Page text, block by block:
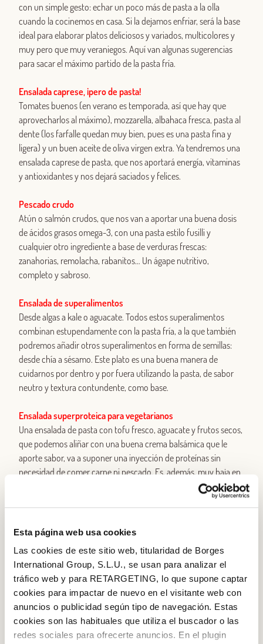
Esta página web usa cookies
Las cookies de este sitio web, titularidad de Borges
International Group, S.L.U., se usan para analizar el
tráfico web y para RETARGETING, lo que supone captar
cookies para impactar de nuevo en el visitante web con
anuncios o publicidad según tipo de navegación. Estas
cookies son las habituales que utiliza el buscador o las
redes sociales para ofrecerte anuncios. En el plugin
con un simple gesto: echar un poco más de pasta a la olla
cuando la cocinemos en casa. Si la dejamos enfriar, será la base
ideal para elaborar platos deliciosos y variados, multicolores y
muy pero que muy veraniegos. Aquí van algunas sugerencias
para sacar el máximo partido de la pasta fría.
Ensalada caprese, ¡pero de pasta!
Tomates buenos (en verano es temporada, así que hay que
aprovecharlos al máximo), mozzarella, albahaca fresca, pasta al
dente (los farfalle quedan muy bien, pues es una pasta fina y
ligera) y un buen aceite de oliva virgen extra. Ya tendremos una
ensalada caprese de pasta, que nos aportará energía, vitaminas
y antioxidantes y nos dejará saciados y felices.
Pescado crudo
Atún o salmón crudos, que nos van a aportar una buena dosis
de ácidos grasos omega-3, con una pasta estilo fusilli y
cualquier otro ingrediente a base de verduras frescas:
zanahorias, remolacha, rabanitos… Un ágape nutritivo,
completo y sabroso.
Ensalada de superalimentos
Desde algas a kale o aguacate. Todos estos superalimentos
combinan estupendamente con la pasta fría, a la que también
podremos añadir otros superalimentos en forma de semillas:
desde chía a sésamo. Este plato es una buena manera de
cuidarnos por dentro y por fuera utilizando la pasta, de sabor
neutro y textura contundente, como base.
Ensalada superproteica para vegetarianos
Una ensalada de pasta con tofu fresco, aguacate y frutos secos,
que podemos aliñar con una buena crema balsámica que le
aporte sabor, va a suponer una inyección de proteínas sin
necesidad de comer carne ni pescado. Es, además, muy baja en
Pasta, queso feta, unas buenas aceitunas negras y un aliño a
que aporte un toque de sabor. Podemos añadir también unas
hojas de rúcula o canónigos y vamos a sentirnos en la
mismísima Grecia.
Pesto
No hay nada más sencillo. Una buena pasta al dente y un pesto
rojo o verde en función de lo que nos pida el cuerpo. Puede